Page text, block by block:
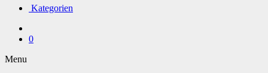
Kategorien
0
Menu